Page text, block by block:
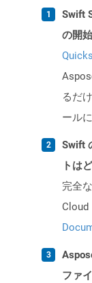
Swift
の開
るだ
ール
Swift
トは
完全
Cloud
ファ